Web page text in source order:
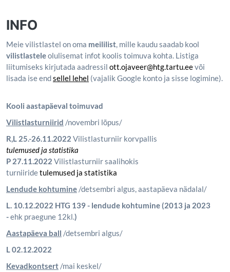
INFO
Meie vilistlastel on oma meililist, mille kaudu saadab kool
vilistlasteleolulisemat infot koolis toimuva kohta. Listiga
liitumiseks kirjutada aadressil ott.ojaveer@htg.tartu.eevõi
lisada ise endsellel lehel (vajalik Google konto ja sisse logimine).
Kooli aastapäeval toimuvad
Vilistlasturniirid /novembri lõpus/
R,L 25.-26.11.2022 Vilistlasturniir korvpallis
tulemused ja statistika
P 27.11.2022 Vilistlasturniir saalihokis
turniiridetulemused ja statistika
Lendude kohtumine /detsembri algus, aastapäeva nädalal/
L. 10.12.2022 HTG 139 - lendude kohtumine (2013 ja 2023
-ehk praegune 12kl.)
Aastapäeva ball /detsembri algus/
L 02.12.2022
Kevadkontsert /mai keskel/